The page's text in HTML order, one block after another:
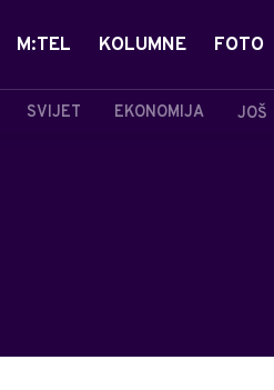
SVIJET EKONOMIJA JOŠ
M:TEL KOLUMNE FOTO